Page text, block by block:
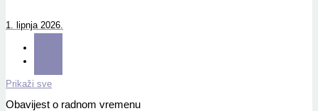
1. lipnja 2026.
Prikaži sve
Obavijest o radnom vremenu